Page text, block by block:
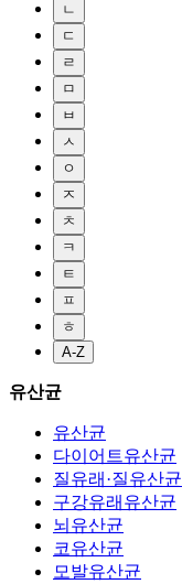
ㄴ
ㄷ
ㄹ
ㅁ
ㅂ
ㅅ
ㅇ
ㅈ
ㅊ
ㅋ
ㅌ
ㅍ
ㅎ
A-Z
유산균
유산균
다이어트유산균
질유래·질유산균
구강유래유산균
뇌유산균
코유산균
모발유산균